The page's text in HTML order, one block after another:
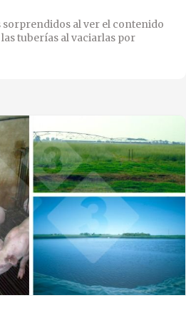
sorprendidos al ver el contenido
tuberías al vaciarlas por